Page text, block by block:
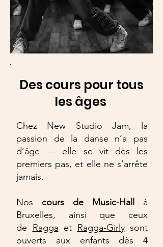
Des cours pour tous
les âges
Chez New Studio Jam, la
passion de la danse n’a pas
d’âge — elle se vit dès les
premiers pas, et elle ne s’arrête
jamais.
Nos cours de Music-Hall
à
Bruxelles, ainsi que ceux
de Ragga et Ragga-Girly​ sont
ouverts aux enfants dès 4